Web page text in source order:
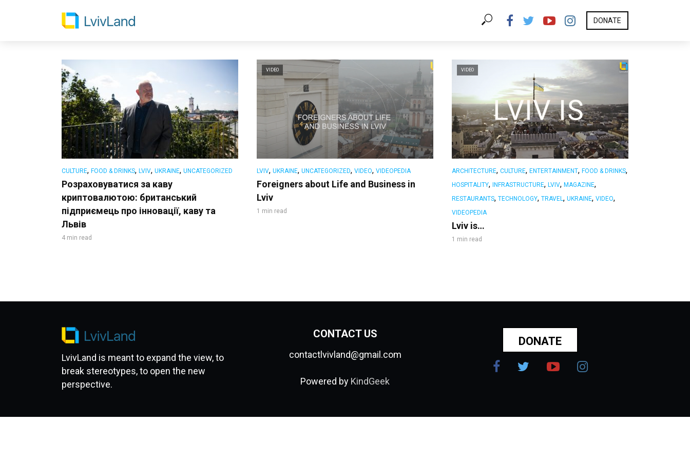
DONATE
CULTURE, FOOD & DRINKS, LVIV, UKRAINE, UNCATEGORIZED
Розраховуватися за каву
криптовалютою: британський
підприємець про інновації, каву та
Львів
4 min read
VIDEO
LVIV, UKRAINE, UNCATEGORIZED, VIDEO, VIDEOPEDIA
Foreigners about Life and Business in
Lviv
1 min read
VIDEO
ARCHITECTURE, CULTURE, ENTERTAINMENT, FOOD & DRINKS,
HOSPITALITY, INFRASTRUCTURE, LVIV, MAGAZINE,
RESTAURANTS, TECHNOLOGY, TRAVEL, UKRAINE, VIDEO,
VIDEOPEDIA
Lviv is…
1 min read
LvivLand is meant to expand the view, to
break stereotypes, to open the new
perspective.
CONTACT US
contactlvivland@gmail.com
Powered by KindGeek
DONATE